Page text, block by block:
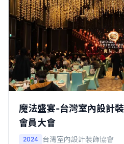
魔法盛宴-台灣室內設計
會員大會
2024 台灣室內設計裝飾協會